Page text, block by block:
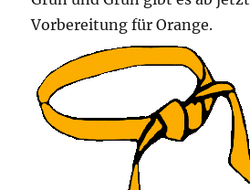
Vorbereitung für Orange.